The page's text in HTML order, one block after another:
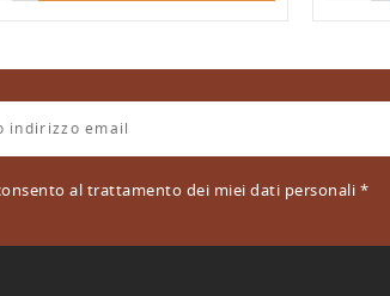
al trattamento dei miei dati personali *